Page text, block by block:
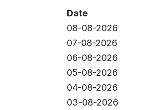
Date
08-08-2026
07-08-2026
06-08-2026
05-08-2026
04-08-2026
03-08-2026